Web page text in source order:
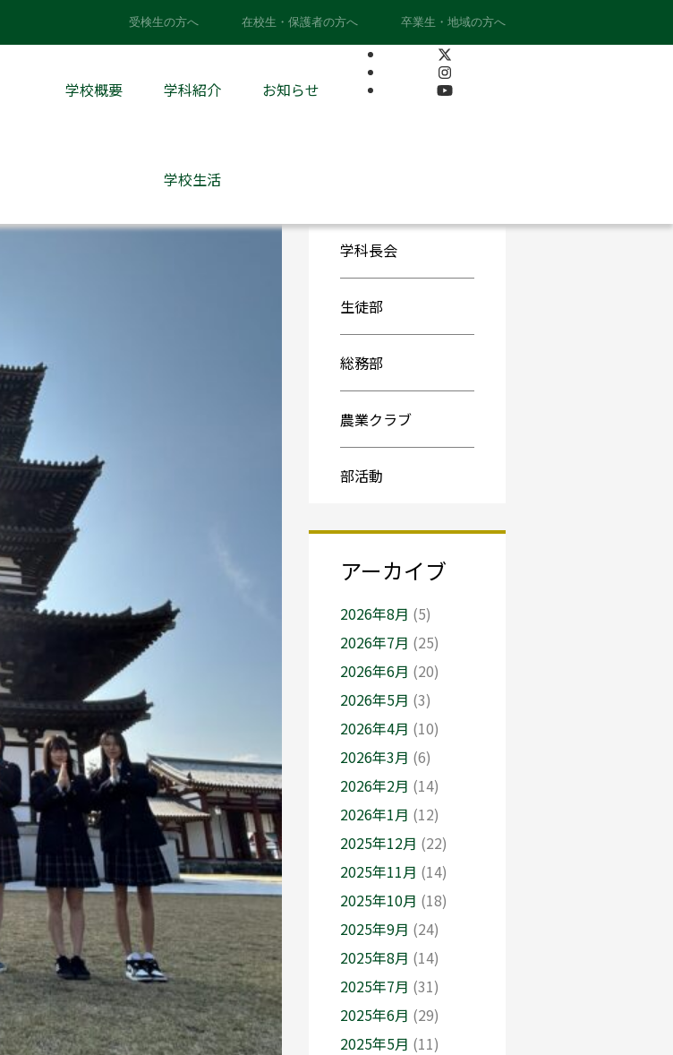
受検生の方へ 在校生・保護者の方へ 卒業生・地域の方へ
学校概要 学科紹介 お知らせ
学校生活
カテゴリー
学科長会
生徒部
総務部
農業クラブ
部活動
アーカイブ
2026年8月 (5)
2026年7月 (25)
2026年6月 (20)
2026年5月 (3)
2026年4月 (10)
2026年3月 (6)
2026年2月 (14)
2026年1月 (12)
2025年12月 (22)
2025年11月 (14)
2025年10月 (18)
2025年9月 (24)
2025年8月 (14)
2025年7月 (31)
2025年6月 (29)
2025年5月 (11)